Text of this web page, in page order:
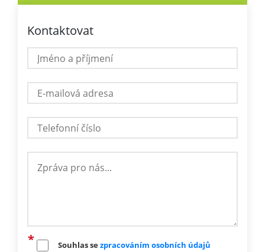
Kontaktovat
Souhlas se zpracováním osobních údajů